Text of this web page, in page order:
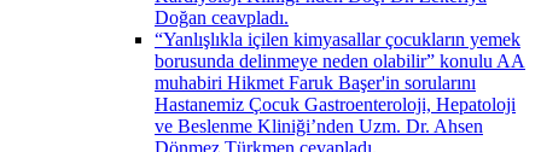
Doğan ceavpladı.
“Yanlışlıkla içilen kimyasallar çocukların yemek
borusunda delinmeye neden olabilir” konulu AA
muhabiri Hikmet Faruk Başer'in sorularını
Hastanemiz Çocuk Gastroenteroloji, Hepatoloji
ve Beslenme Kliniği’nden Uzm. Dr. Ahsen
Dönmez Türkmen cevapladı.